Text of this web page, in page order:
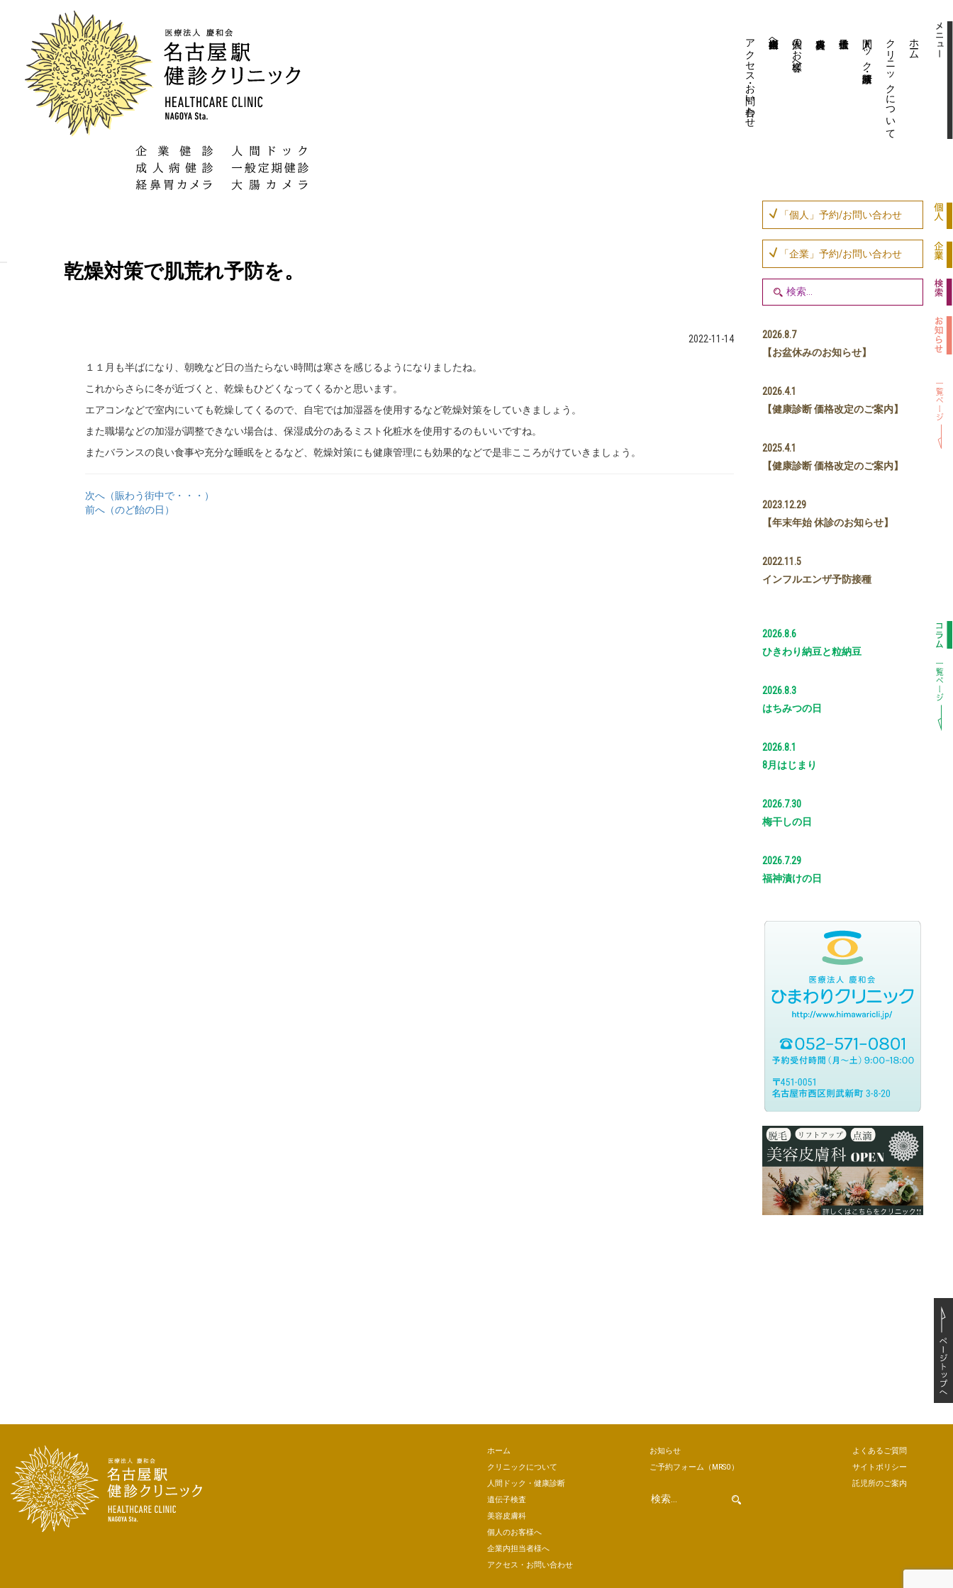
アクセス・お問い合わせ 企業内担当者様へ 個人のお客様へ 人間ドック・健康診断 クリニックについて ホーム
乾燥対策で肌荒れ予防を。
2022-11-14
１１月も半ばになり、朝晩など日の当たらない時間は寒さを感じるようになりましたね。
これからさらに冬が近づくと、乾燥もひどくなってくるかと思います。
エアコンなどで室内にいても乾燥してくるので、自宅では加湿器を使用するなど乾燥対策をしていきましょう。
また職場などの加湿が調整できない場合は、保湿成分のあるミスト化粧水を使用するのもいいですね。
またバランスの良い食事や充分な睡眠をとるなど、乾燥対策にも健康管理にも効果的などで是非こころがけていきましょう。
次へ（賑わう街中で・・・）
前へ（のど飴の日）
「個人」予約/お問い合わせ
「企業」予約/お問い合わせ
2026.8.7
【お盆休みのお知らせ】
2026.4.1
【健康診断 価格改定のご案内】
2025.4.1
【健康診断 価格改定のご案内】
2023.12.29
【年末年始 休診のお知らせ】
2022.11.5
インフルエンザ予防接種
2026.8.6
ひきわり納豆と粒納豆
2026.8.3
はちみつの日
2026.8.1
8月はじまり
2026.7.30
梅干しの日
2026.7.29
福神漬けの日
ホーム
クリニックについて
人間ドック・健康診断
遺伝子検査
美容皮膚科
個人のお客様へ
企業内担当者様へ
アクセス・お問い合わせ
お知らせ
ご予約フォーム （MRSO）
よくあるご質問
サイトポリシー
託児所のご案内